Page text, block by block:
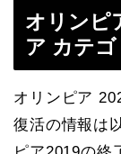
オリンピ
ア カテ
オリンピア
復活の情報は